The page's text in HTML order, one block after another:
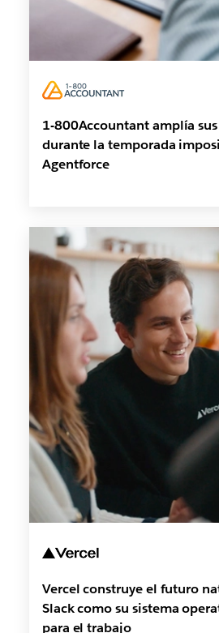
1-800Accountant amplía
durante la temporada
Agentforce
Vercel construye el futuro
Slack como su sistema
para el trabajo